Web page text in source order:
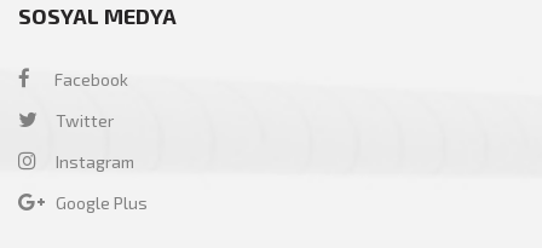
SOSYAL MEDYA
Facebook
Twitter
Instagram
Google Plus